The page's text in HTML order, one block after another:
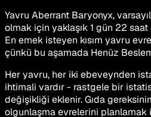
Yavru Aberrant Baryonyx,
olmak için yaklaşık 1 gün 22
En emek isteyen kısım yavru
çünkü bu aşamada Henüz
Her yavru, her iki ebeveynden
ihtimali vardır - rastgele bir
değişikliği eklenir. Gıda
olgunlaşma evrelerini planlamak